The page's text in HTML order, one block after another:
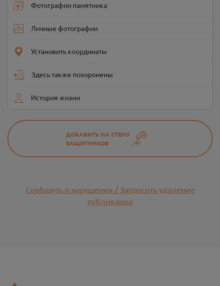
Фотографии памятника
Личные фотографии
Установить координаты
Здесь также похоронены
История жизни
ДОБАВИТЬ НА СТЕНУ
ЗАЩИТНИКОВ
Сообщить о нарушении / Запросить удаление
публикации